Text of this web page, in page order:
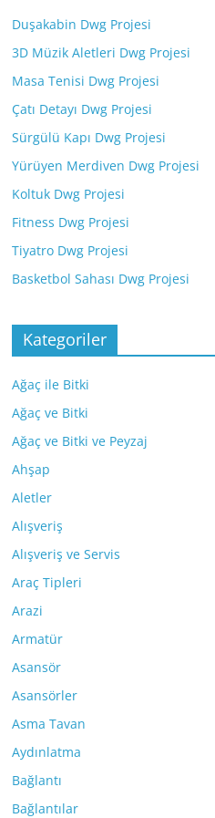
Duşakabin Dwg Projesi
3D Müzik Aletleri Dwg Projesi
Masa Tenisi Dwg Projesi
Çatı Detayı Dwg Projesi
Sürgülü Kapı Dwg Projesi
Yürüyen Merdiven Dwg Projesi
Koltuk Dwg Projesi
Fitness Dwg Projesi
Tiyatro Dwg Projesi
Basketbol Sahası Dwg Projesi
Kategoriler
Ağaç ile Bitki
Ağaç ve Bitki
Ağaç ve Bitki ve Peyzaj
Ahşap
Aletler
Alışveriş
Alışveriş ve Servis
Araç Tipleri
Arazi
Armatür
Asansör
Asansörler
Asma Tavan
Aydınlatma
Bağlantı
Bağlantılar